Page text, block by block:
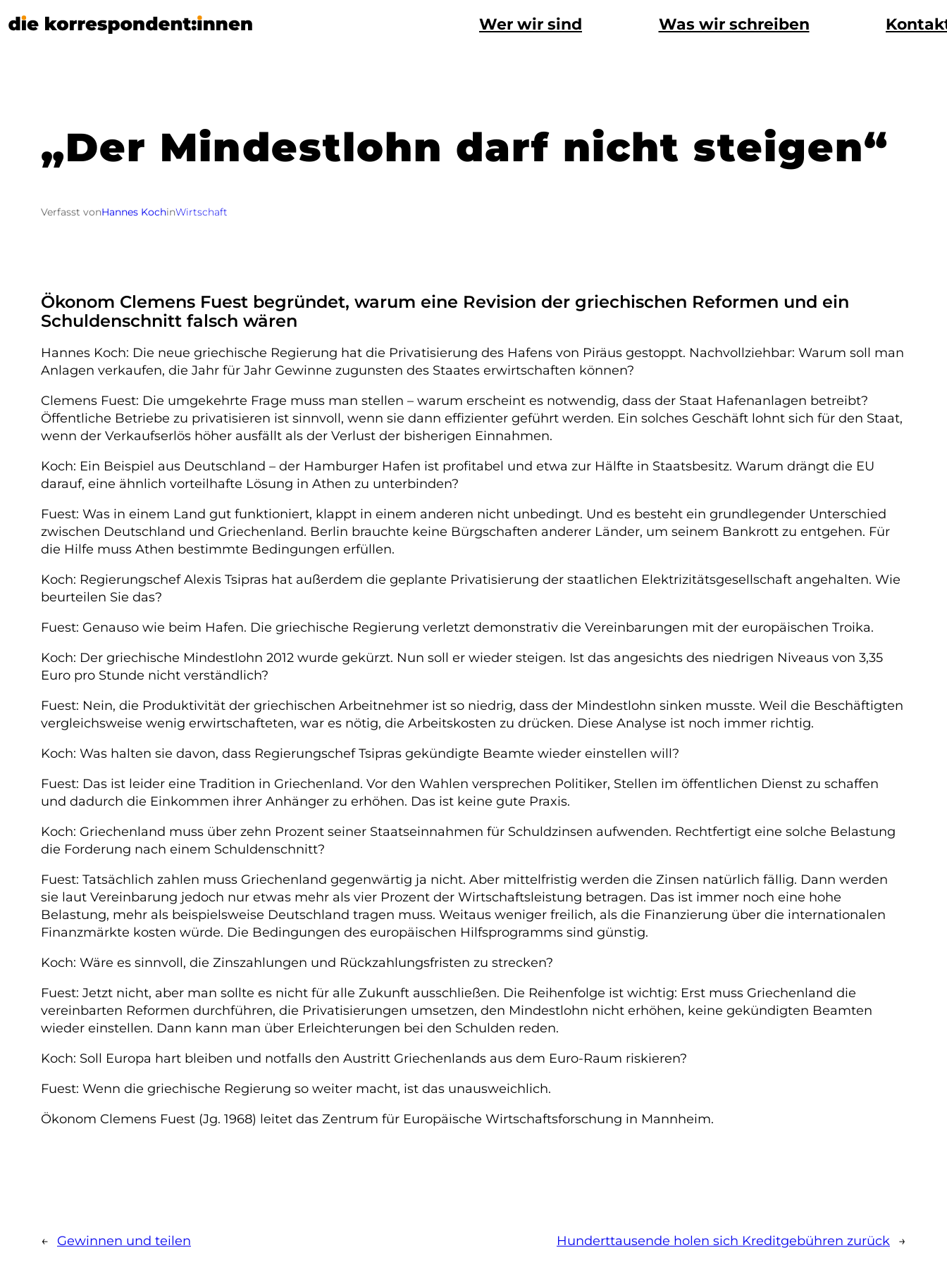
Wer wir sind Was wir schreiben
„Der Mindestlohn darf nicht steigen“
Verfasst vonHannes KochinWirtschaft
Ökonom Clemens Fuest begründet, warum eine Revision der griechischen Reformen und ein
Schuldenschnitt falsch wären
Hannes Koch: Die neue griechische Regierung hat die Privatisierung des Hafens von Piräus gestoppt. Nachvollziehbar: Warum soll man
Anlagen verkaufen, die Jahr für Jahr Gewinne zugunsten des Staates erwirtschaften können?
Clemens Fuest: Die umgekehrte Frage muss man stellen – warum erscheint es notwendig, dass der Staat Hafenanlagen betreibt?
Öffentliche Betriebe zu privatisieren ist sinnvoll, wenn sie dann effizienter geführt werden. Ein solches Geschäft lohnt sich für den Staat,
wenn der Verkaufserlös höher ausfällt als der Verlust der bisherigen Einnahmen.
Koch: Ein Beispiel aus Deutschland – der Hamburger Hafen ist profitabel und etwa zur Hälfte in Staatsbesitz. Warum drängt die EU
darauf, eine ähnlich vorteilhafte Lösung in Athen zu unterbinden?
Fuest: Was in einem Land gut funktioniert, klappt in einem anderen nicht unbedingt. Und es besteht ein grundlegender Unterschied
zwischen Deutschland und Griechenland. Berlin brauchte keine Bürgschaften anderer Länder, um seinem Bankrott zu entgehen. Für
die Hilfe muss Athen bestimmte Bedingungen erfüllen.
Koch: Regierungschef Alexis Tsipras hat außerdem die geplante Privatisierung der staatlichen Elektrizitätsgesellschaft angehalten. Wie
beurteilen Sie das?
Fuest: Genauso wie beim Hafen. Die griechische Regierung verletzt demonstrativ die Vereinbarungen mit der europäischen Troika.
Koch: Der griechische Mindestlohn 2012 wurde gekürzt. Nun soll er wieder steigen. Ist das angesichts des niedrigen Niveaus von 3,35
Euro pro Stunde nicht verständlich?
Fuest: Nein, die Produktivität der griechischen Arbeitnehmer ist so niedrig, dass der Mindestlohn sinken musste. Weil die Beschäftigten
vergleichsweise wenig erwirtschafteten, war es nötig, die Arbeitskosten zu drücken. Diese Analyse ist noch immer richtig.
Koch: Was halten sie davon, dass Regierungschef Tsipras gekündigte Beamte wieder einstellen will?
Fuest: Das ist leider eine Tradition in Griechenland. Vor den Wahlen versprechen Politiker, Stellen im öffentlichen Dienst zu schaffen
und dadurch die Einkommen ihrer Anhänger zu erhöhen. Das ist keine gute Praxis.
Koch: Griechenland muss über zehn Prozent seiner Staatseinnahmen für Schuldzinsen aufwenden. Rechtfertigt eine solche Belastung
die Forderung nach einem Schuldenschnitt?
Fuest: Tatsächlich zahlen muss Griechenland gegenwärtig ja nicht. Aber mittelfristig werden die Zinsen natürlich fällig. Dann werden
sie laut Vereinbarung jedoch nur etwas mehr als vier Prozent der Wirtschaftsleistung betragen. Das ist immer noch eine hohe
Belastung, mehr als beispielsweise Deutschland tragen muss. Weitaus weniger freilich, als die Finanzierung über die internationalen
Finanzmärkte kosten würde. Die Bedingungen des europäischen Hilfsprogramms sind günstig.
Koch: Wäre es sinnvoll, die Zinszahlungen und Rückzahlungsfristen zu strecken?
Fuest: Jetzt nicht, aber man sollte es nicht für alle Zukunft ausschließen. Die Reihenfolge ist wichtig: Erst muss Griechenland die
vereinbarten Reformen durchführen, die Privatisierungen umsetzen, den Mindestlohn nicht erhöhen, keine gekündigten Beamten
wieder einstellen. Dann kann man über Erleichterungen bei den Schulden reden.
Koch: Soll Europa hart bleiben und notfalls den Austritt Griechenlands aus dem Euro-Raum riskieren?
Fuest: Wenn die griechische Regierung so weiter macht, ist das unausweichlich.
Ökonom Clemens Fuest (Jg. 1968) leitet das Zentrum für Europäische Wirtschaftsforschung in Mannheim.
← Gewinnen und teilen Hunderttausende holen sich Kreditgebühren zurück →